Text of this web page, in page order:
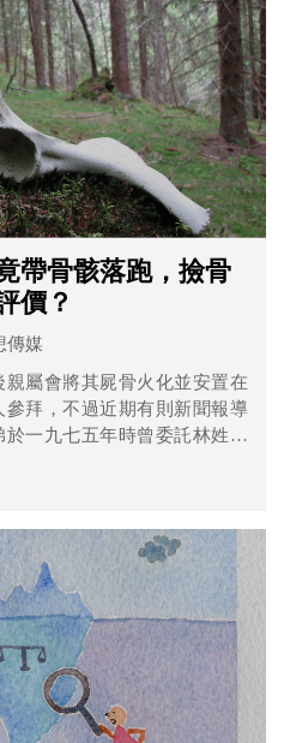
帶骨骸落跑，撿骨
價？
傳媒
屬會將其屍骨火化並安置在
拜，不過近期有則新聞報導
一九七五年時曾委託林姓撿
，導致賴家人近五十年來，
外發現三具遺骨，經檢警抽
五十年，終於落葉歸根。